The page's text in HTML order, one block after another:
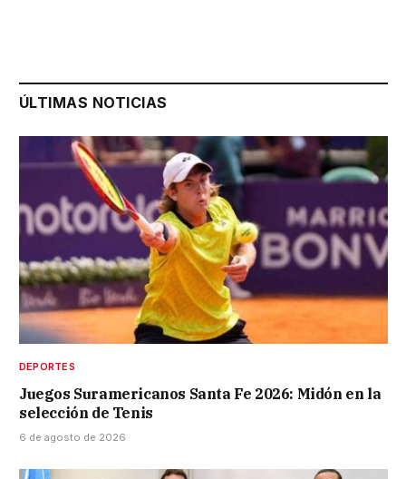
ÚLTIMAS NOTICIAS
DEPORTES
Juegos Suramericanos Santa Fe 2026: Midón en la
selección de Tenis
6 de agosto de 2026